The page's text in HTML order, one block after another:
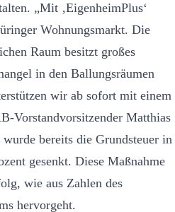
„Mit ‚EigenheimPlus‘
Wohnungsmarkt. Die
Raum besitzt großes
in den Ballungsräumen
wir ab sofort mit einem
Vorstandvorsitzender Matthias
bereits die Grundsteuer in
gesenkt. Diese Maßnahme
wie aus Zahlen des
hervorgeht.